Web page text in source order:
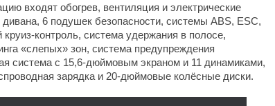
входят обогрев, вентиляция и электрические
дивана, 6 подушек безопасности, системы ABS, ESC,
контроль, система удержания в полосе,
«слепых» зон, система предупреждения
система с 15,6-дюймовым экраном и 11 динамиками,
зарядка и 20-дюймовые колёсные диски.